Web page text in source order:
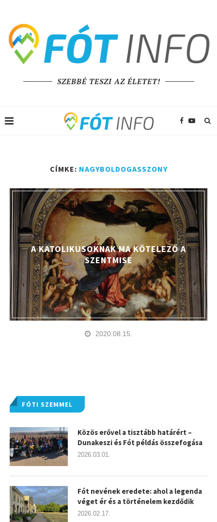
SZEBBÉ TESZI AZ ÉLETET!
CÍMKE: NAGYBOLDOGASSZONY
A KATOLIKUSOKNAK MA KÖTELEZŐ A
SZENTMISE
2020.08.15.
FÓTI SZEMMEL
Közös erővel a tisztább határért –
Dunakeszi és Fót példás összefogása
2026.03.01.
Fót nevének eredete: ahol a legenda
véget ér és a történelem kezdődik
2026.02.17.